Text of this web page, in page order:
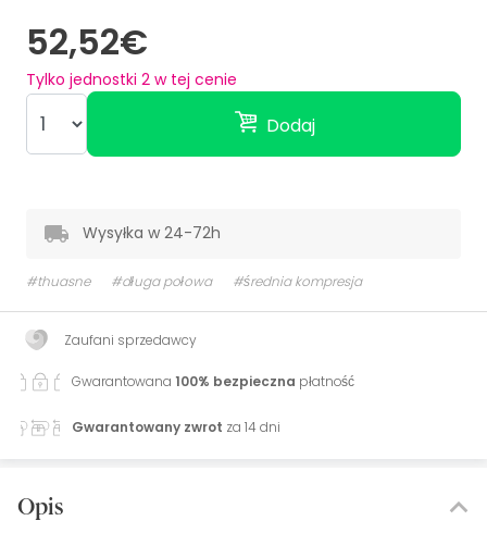
52,52€
Tylko jednostki 2 w tej cenie
Dodaj
Wysyłka w 24-72h
#thuasne #długa połowa #średnia kompresja
Zaufani sprzedawcy
Gwarantowana 100% bezpieczna płatność
Gwarantowany zwrot za 14 dni
Opis